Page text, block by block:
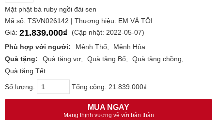
Mặt phật bà ruby ngồi đài sen
Mã số: TSVN026142 | Thương hiệu: EM VÀ TÔI
Giá: 21.839.000₫
(Cập nhật: 2022-05-07)
Phù hợp với người:
Mệnh Thổ
Mệnh Hỏa
Quà tặng:
Quà tặng vợ Quà tặng Bố
Quà tặng chồng
Quà tặng Tết
Số lượng: Tổng cộng: 21.839.000₫
MUA NGAY
Mang thịnh vượng về với bản thân